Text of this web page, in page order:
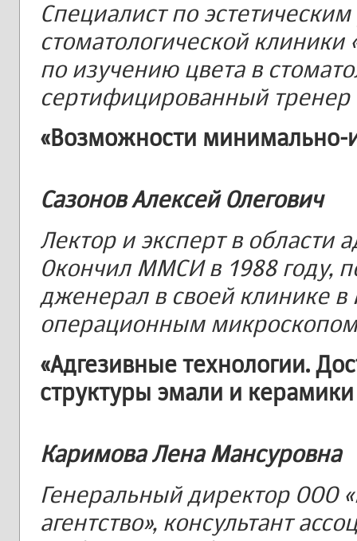
Специалист по
стоматологической
по изучению цвета в
сертифицированный
«Возможности минимально-
Сазонов Алексей Олегович
Лектор и эксперт в области
Окончил ММСИ в 1988 году,
дженерал в своей клинике в
операционным микроскопом
«Адгезивные технологии.
структуры эмали и
Каримова Лена Мансуровна
Генеральный директор ООО
агентство», консультант